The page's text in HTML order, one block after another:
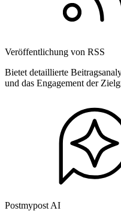
Veröffentlichung von RSS
Bietet detaillierte
und das Engagement der
Postmypost AI